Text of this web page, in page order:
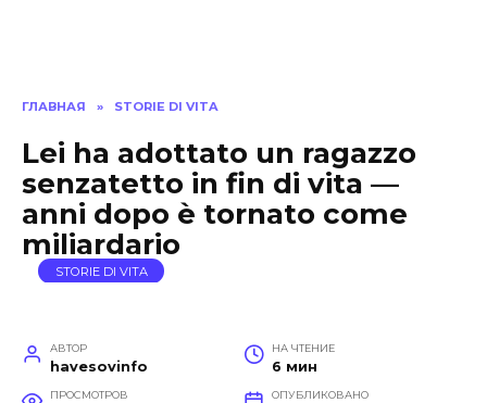
ГЛАВНАЯ » STORIE DI VITA
Lei ha adottato un ragazzo
senzatetto in fin di vita —
anni dopo è tornato come
miliardario
STORIE DI VITA
АВТОР
havesovinfo
НА ЧТЕНИЕ
6 мин
ПРОСМОТРОВ ОПУБЛИКОВАНО